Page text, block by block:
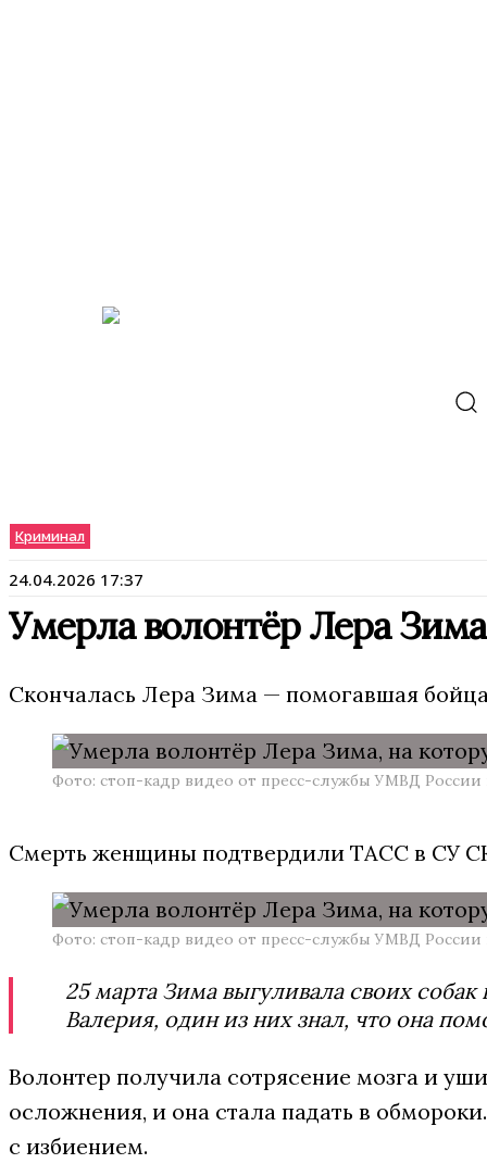
Криминал
24.04.2026 17:37
Умерла волонтёр Лера
Скончалась Лера Зима — помогавшая
Фото: стоп-кадр видео от пресс-службы УМВД России
Смерть женщины подтвердили ТАСС в СУ
Фото: стоп-кадр видео от пресс-службы УМВД России
25 марта Зима выгуливала своих
Валерия, один из них знал, что она
Волонтер получила сотрясение мозга и
осложнения, и она стала падать в
с избиением.